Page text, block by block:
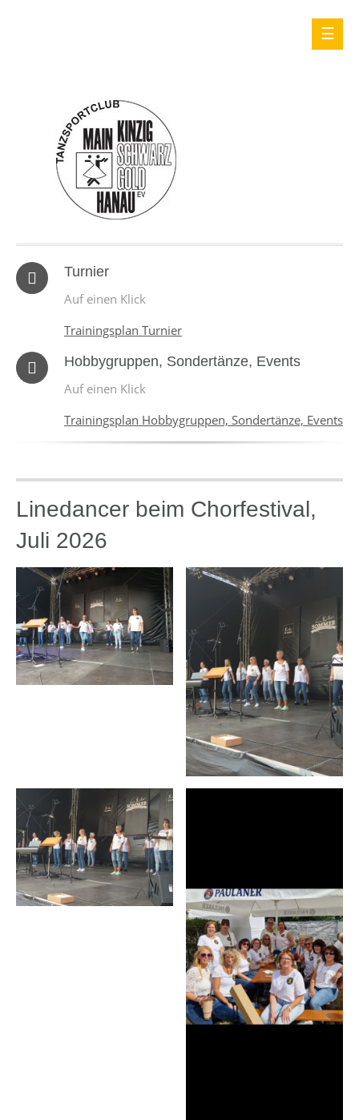
Turnier
Auf einen Klick
Trainingsplan Turnier
Hobbygruppen, Sondertänze, Events
Auf einen Klick
Trainingsplan Hobbygruppen, Sondertänze, Events
Linedancer beim Chorfestival,
Juli 2026